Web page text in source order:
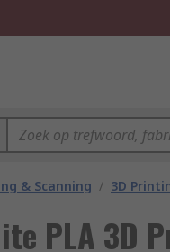
& Scanning / 3D
PLA 3D